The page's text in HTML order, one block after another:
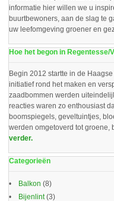
informatie hier willen we u
buurtbewoners, aan de slag te
uw leefomgeving groener en
Hoe het begon in Regentesse/
Begin 2012 startte in de
initiatief rond het maken en
zaadbommen werden
reacties waren zo enthousiast
boomspiegels, geveltuintjes,
werden omgetoverd tot groene,
verder.
Categorieën
Balkon (8)
Bijenlint(3)